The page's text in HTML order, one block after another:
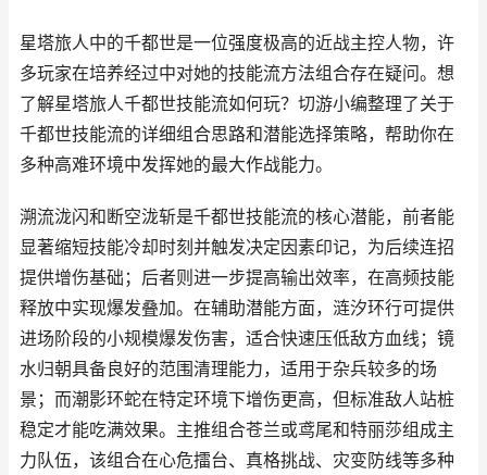
星塔旅人中的千都世是一位强度极高的近战主控人物，许
多玩家在培养经过中对她的技能流方法组合存在疑问。想
了解星塔旅人千都世技能流如何玩？切游小编整理了关于
千都世技能流的详细组合思路和潜能选择策略，帮助你在
多种高难环境中发挥她的最大作战能力。
溯流泷闪和断空泷斩是千都世技能流的核心潜能，前者能
显著缩短技能冷却时刻并触发决定因素印记，为后续连招
提供增伤基础；后者则进一步提高输出效率，在高频技能
释放中实现爆发叠加。在辅助潜能方面，涟汐环行可提供
进场阶段的小规模爆发伤害，适合快速压低敌方血线；镜
水归朝具备良好的范围清理能力，适用于杂兵较多的场
景；而潮影环蛇在特定环境下增伤更高，但标准敌人站桩
稳定才能吃满效果。主推组合苍兰或鸢尾和特丽莎组成主
力队伍，该组合在心危擂台、真格挑战、灾变防线等多种